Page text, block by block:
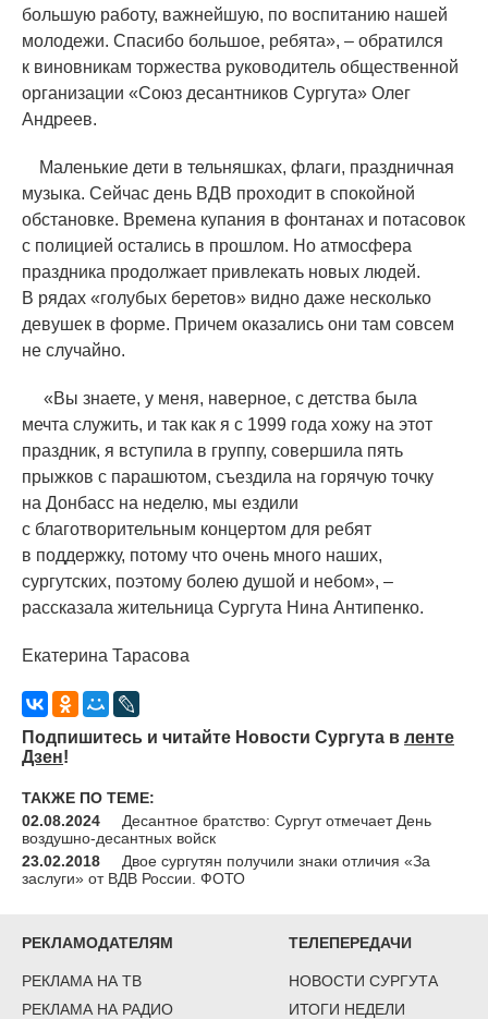
большую работу, важнейшую, по воспитанию нашей
молодежи. Спасибо большое, ребята», – обратился
к виновникам торжества руководитель общественной
организации «Союз десантников Сургута» Олег
Андреев.
Маленькие дети в тельняшках, флаги, праздничная
музыка. Сейчас день ВДВ проходит в спокойной
обстановке. Времена купания в фонтанах и потасовок
с полицией остались в прошлом. Но атмосфера
праздника продолжает привлекать новых людей.
В рядах «голубых беретов» видно даже несколько
девушек в форме. Причем оказались они там совсем
не случайно.
«Вы знаете, у меня, наверное, с детства была
мечта служить, и так как я с 1999 года хожу на этот
праздник, я вступила в группу, совершила пять
прыжков с парашютом, съездила на горячую точку
на Донбасс на неделю, мы ездили
с благотворительным концертом для ребят
в поддержку, потому что очень много наших,
сургутских, поэтому болею душой и небом», –
рассказала жительница Сургута Нина Антипенко.
Екатерина Тарасова
Подпишитесь и читайте Новости Сургута в ленте
Дзен!
ТАКЖЕ ПО ТЕМЕ:
02.08.2024
Десантное братство: Сургут отмечает День
воздушно-десантных войск
23.02.2018
Двое сургутян получили знаки отличия «За
заслуги» от ВДВ России. ФОТО
РЕКЛАМОДАТЕЛЯМ
РЕКЛАМА НА ТВ
РЕКЛАМА НА РАДИО
ТЕЛЕПЕРЕДАЧИ
НОВОСТИ СУРГУТА
ИТОГИ НЕДЕЛИ